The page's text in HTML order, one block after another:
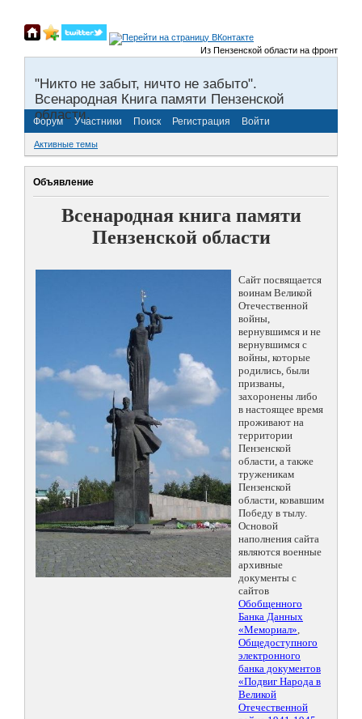
Из Пензенской области на фронты
"Никто не забыт, ничто не забыто".
Всенародная Книга памяти Пензенской
области.
Форум Участники Поиск Регистрация Войти
Активные темы
Объявление
Всенародная книга памяти
Пензенской области
Сайт посвящается
воинам Великой
Отечественной
войны,
вернувшимся и не
вернувшимся с
войны, которые
родились, были
призваны,
захоронены либо
в настоящее время
проживают на
территории
Пензенской
области, а также
труженикам
Пензенской
области, ковавшим
Победу в тылу.
Основой
наполнения сайта
являются военные
архивные
документы с
сайтов
Обобщенного
Банка Данных
«Мемориал»,
Общедоступного
электронного
банка документов
«Подвиг Народа в
Великой
Отечественной